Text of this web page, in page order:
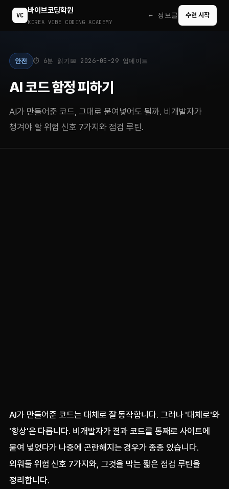
VC
바이브코딩학원
KOREA VIBE CODING ACADEMY
← 정보글 수련 시작
안전 ⏱ 6분 읽기📅 2026-05-29 업데이트
AI 코드 함정 피하기
AI가 만들어준 코드, 그대로 붙여넣어도 될까. 비개발자가
챙겨야 할 위험 신호 7가지와 점검 루틴.
AI가 만들어준 코드는 대체로 잘 동작합니다. 그러나 '대체로'와
'항상'은 다릅니다. 비개발자가 결과 코드를 통째로 사이트에
붙여 넣었다가 나중에 곤란해지는 경우가 종종 있습니다.
외워둘 위험 신호 7가지와, 그것을 막는 짧은 점검 루틴을
정리합니다.